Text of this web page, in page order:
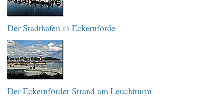
Der Stadthafen in Eckernförde
Der Eckernförder Strand am Leuchtturm